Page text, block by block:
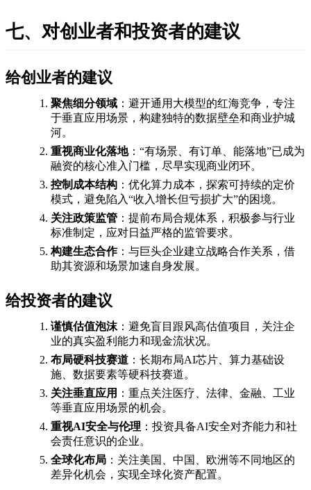
七、对创业者和投资者的建议
给创业者的建议
聚焦细分领域 ：避开通用大模型的红海竞争，专注
于垂直应用场景，构建独特的数据壁垒和商业护城
河。
重视商业化落地：“有场景、有订单、能落地”已成为
融资的核心准入门槛，尽早实现商业闭环。
控制成本结构 ：优化算力成本，探索可持续的定价
模式，避免陷入“收入增长但亏损扩大”的困境。
关注政策监管 ：提前布局合规体系，积极参与行业
标准制定，应对日益严格的监管要求。
构建生态合作：与巨头企业建立战略合作关系，借
助其资源和场景加速自身发展。
给投资者的建议
谨慎估值泡沫 ：避免盲目跟风高估值项目，关注企
业的真实盈利能力和现金流状况。
布局硬科技赛道 ：长期布局AI芯片、算力基础设
施、数据要素等硬科技赛道。
关注垂直应用 ：重点关注医疗、法律、金融、工业
等垂直应用场景的机会。
重视AI安全与伦理 ：投资具备AI安全对齐能力和社
会责任意识的企业。
全球化布局 ：关注美国、中国、欧洲等不同地区的
差异化机会，实现全球化资产配置。